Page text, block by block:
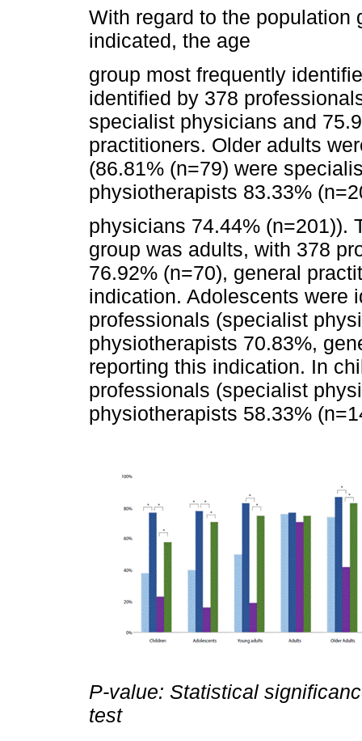
With regard to the population
indicated, the age
group most frequently
identified by 378
specialist physicians and
practitioners. Older adults
(86.81% (n=79) were
physiotherapists 83.33%
physicians 74.44% (n=201)).
group was adults, with 378
76.92% (n=70), general
indication. Adolescents were
professionals (specialist
physiotherapists 70.83%,
reporting this indication. In
professionals (specialist
physiotherapists 58.33%
P-value: Statistical
test